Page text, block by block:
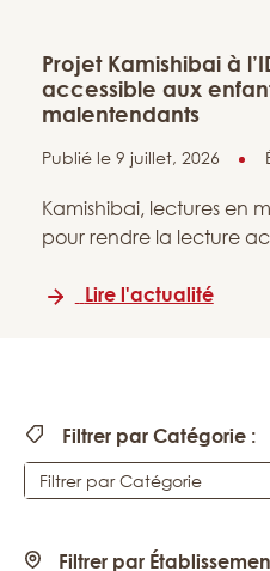
Projet Kamishibai à
accessible aux
malentendants
Publié le 9 juillet, 2026
Kamishibai, lectures en
pour rendre la lecture
Lire l'actualité
Filtrer par Catégorie :
Filtrer par